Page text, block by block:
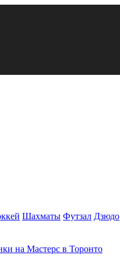
Шахматы Футзал Дзюдо
на Мастерс в Торонто